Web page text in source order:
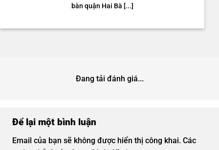
bàn quận Hai Bà [...]
Đang tải đánh giá...
Để lại một bình luận
Email của bạn sẽ không được hiển thị công khai. Các